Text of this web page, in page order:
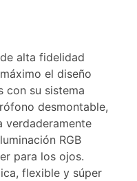
alta fidelidad
el diseño
con su sistema
desmontable,
verdaderamente
RGB
para los ojos.
flexible y súper